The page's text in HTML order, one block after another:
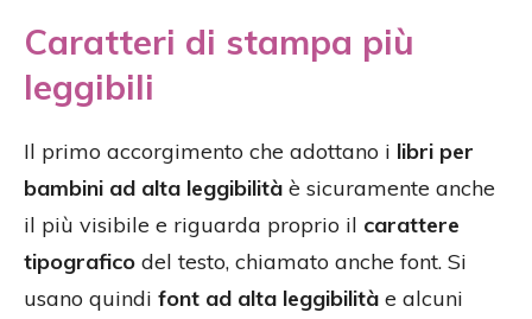
Caratteri di stampa più
leggibili
Il primo accorgimento che adottano i libri per
bambini ad alta leggibilità è sicuramente anche
il più visibile e riguarda proprio il carattere
tipografico del testo, chiamato anche font. Si
usano quindi font ad alta leggibilità e alcuni